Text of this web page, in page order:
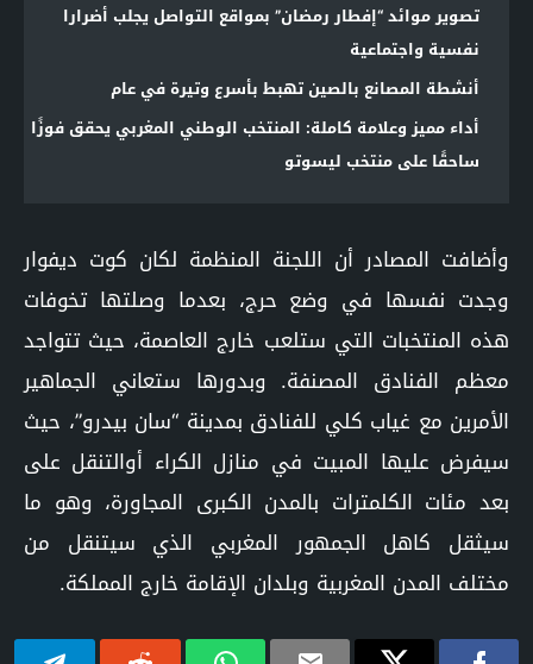
تصوير موائد “إفطار رمضان” بمواقع التواصل يجلب أضرارا
نفسية واجتماعية
أنشطة المصانع بالصين تهبط بأسرع وتيرة في عام
أداء مميز وعلامة كاملة: المنتخب الوطني المغربي يحقق فوزًا
ساحقًا على منتخب ليسوتو
وأضافت المصادر أن اللجنة المنظمة لكان كوت ديفوار
وجدت نفسها في وضع حرج، بعدما وصلتها تخوفات
هذه المنتخبات التي ستلعب خارج العاصمة، حيث تتواجد
معظم الفنادق المصنفة. وبدورها ستعاني الجماهير
الأمرين مع غياب كلي للفنادق بمدينة “سان بيدرو”، حيث
سيفرض عليها المبيت في منازل الكراء أوالتنقل على
بعد مئات الكلمترات بالمدن الكبرى المجاورة، وهو ما
سيثقل كاهل الجمهور المغربي الذي سيتنقل من
مختلف المدن المغربية وبلدان الإقامة خارج المملكة.